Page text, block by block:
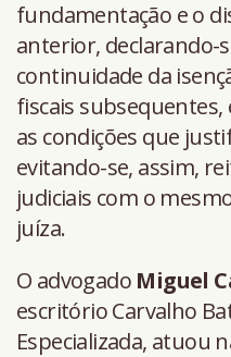
fundamentação e o
anterior, declarando-
continuidade da
fiscais
as condições que
evitando-se, assim,
judiciais com o
juíza.
O advogado Miguel
escritório Carvalho
Especializada, atuou